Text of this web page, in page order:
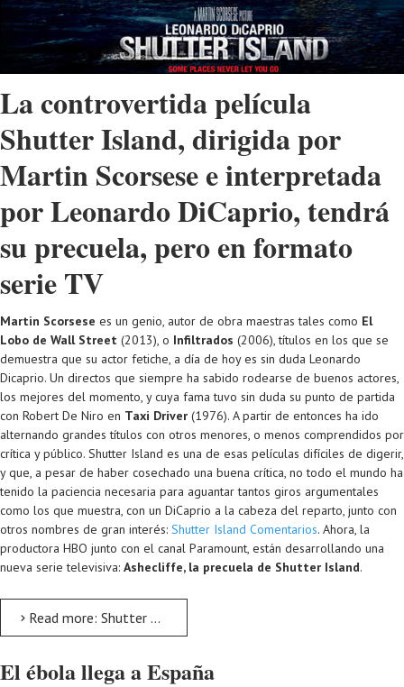
La controvertida película
Shutter Island, dirigida por
Martin Scorsese e interpretada
por Leonardo DiCaprio, tendrá
su precuela, pero en formato
serie TV
Martin Scorsese es un genio, autor de obra maestras tales como El
Lobo de Wall Street (2013), o Infiltrados (2006), títulos en los que se
demuestra que su actor fetiche, a día de hoy es sin duda Leonardo
Dicaprio. Un directos que siempre ha sabido rodearse de buenos actores,
los mejores del momento, y cuya fama tuvo sin duda su punto de partida
con Robert De Niro en Taxi Driver (1976). A partir de entonces ha ido
alternando grandes títulos con otros menores, o menos comprendidos por
crítica y público. Shutter Island es una de esas películas difíciles de digerir,
y que, a pesar de haber cosechado una buena crítica, no todo el mundo ha
tenido la paciencia necesaria para aguantar tantos giros argumentales
como los que muestra, con un DiCaprio a la cabeza del reparto, junto con
otros nombres de gran interés: Shutter Island Comentarios. Ahora, la
productora HBO junto con el canal Paramount, están desarrollando una
nueva serie televisiva: Ashecliffe, la precuela de Shutter Island.
Read more: Shutter Island. Nueva serie TV a modo de precuela
El ébola llega a España